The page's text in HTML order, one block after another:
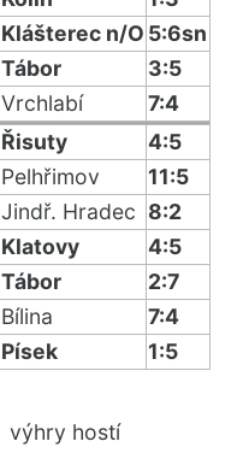
Klášterec n/O 5:6sn
Tábor
3:5
Vrchlabí
7:4
Řisuty
4:5
Pelhřimov
11:5
Jindř. Hradec 8:2
Klatovy
4:5
Tábor
2:7
Bílina
7:4
Písek 1:5
výhry hostí